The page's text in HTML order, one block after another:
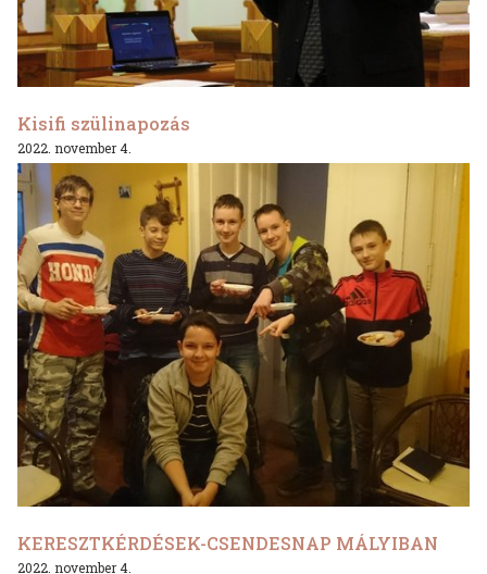
Kisifi szülinapozás
2022. november 4.
KERESZTKÉRDÉSEK-CSENDESNAP MÁLYIBAN
2022. november 4.